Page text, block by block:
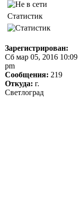
Статистик
Зарегистрирован:
Сб мар 05, 2016 10:09
pm
Сообщения: 219
Откуда: г.
Светлоград